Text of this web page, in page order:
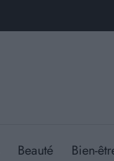
Beauté Bien-